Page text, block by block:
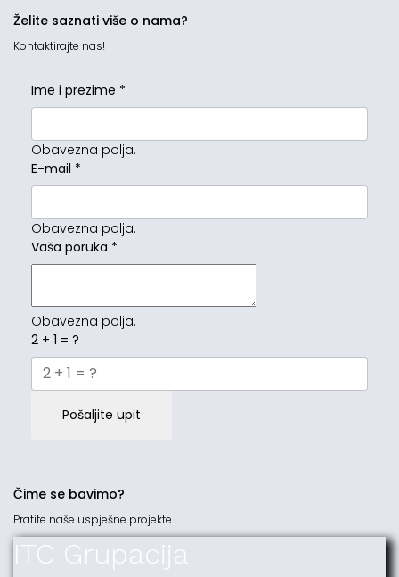
Želite saznati više o nama?
Kontaktirajte nas!
Ime i prezime *
Obavezna polja.
E-mail *
Obavezna polja.
Vaša poruka *
Obavezna polja.
2 + 1 = ?
Pošaljite upit
Čime se bavimo?
Pratite naše uspješne projekte.
ITC Grupacija